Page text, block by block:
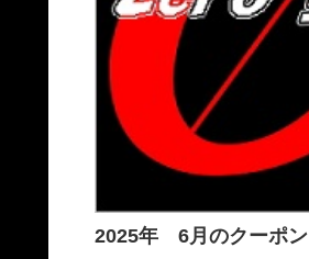
2025年 6月のクーポン